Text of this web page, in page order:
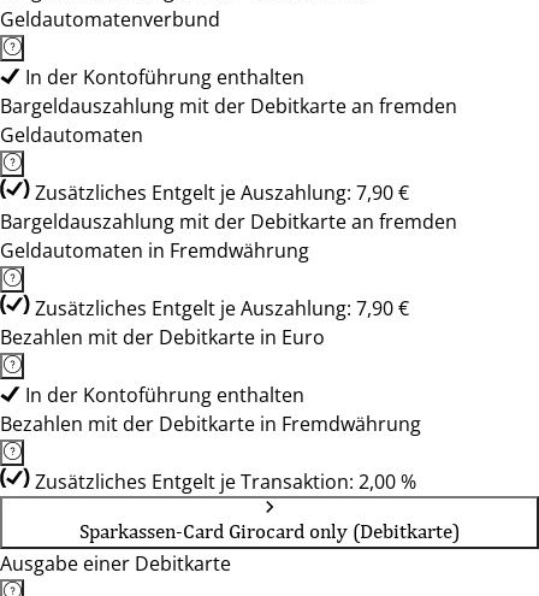
Geldautomatenverbund
In der Kontoführung enthalten
Bargeldauszahlung mit der Debitkarte an fremden
Geldautomaten
Zusätzliches Entgelt je Auszahlung: 7,90 €
Bargeldauszahlung mit der Debitkarte an fremden
Geldautomaten in Fremdwährung
Zusätzliches Entgelt je Auszahlung: 7,90 €
Bezahlen mit der Debitkarte in Euro
In der Kontoführung enthalten
Bezahlen mit der Debitkarte in Fremdwährung
Zusätzliches Entgelt je Transaktion: 2,00 %
Sparkassen-Card Girocard only (Debitkarte)
Ausgabe einer Debitkarte